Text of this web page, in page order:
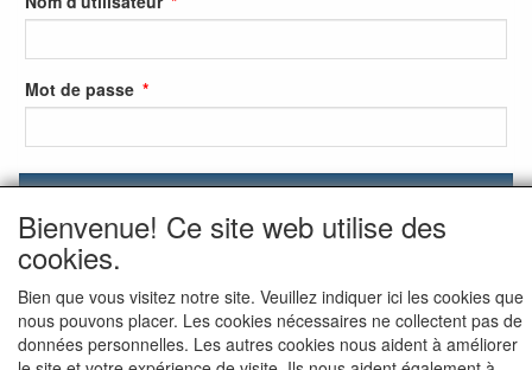
Mot de passe
S'identifier
S'inscrire
Mot de passe oublié ?
Bienvenue! Ce site web utilise des
cookies.
Bien que vous visitez notre site. Veuillez indiquer ici les cookies que
nous pouvons placer. Les cookies nécessaires ne collectent pas de
données personnelles. Les autres cookies nous aident à améliorer